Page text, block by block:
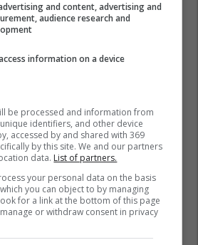
and content, advertising and
audience research and
information on a device
be processed and information from
identifiers, and other device
accessed by and shared with 369
by this site. We and our partners
data. List of partners.
your personal data on the basis
you can object to by managing
for a link at the bottom of this page
or withdraw consent in privacy